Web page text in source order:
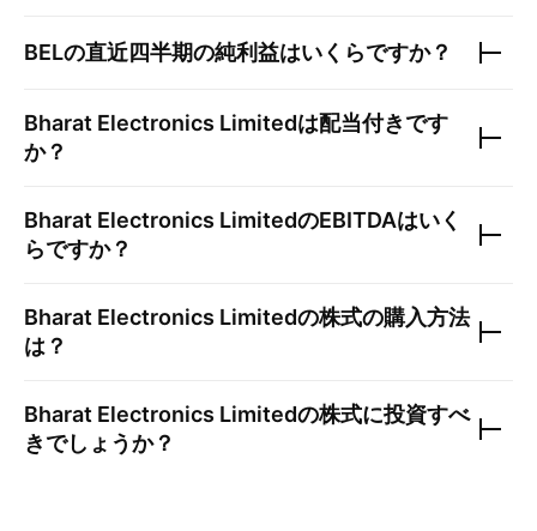
BELの直近四半期の純利益はいくらですか？
Bharat Electronics Limitedは配当付きです
か？
Bharat Electronics LimitedのEBITDAはいく
らですか？
Bharat Electronics Limitedの株式の購入方法
は？
Bharat Electronics Limitedの株式に投資すべ
きでしょうか？